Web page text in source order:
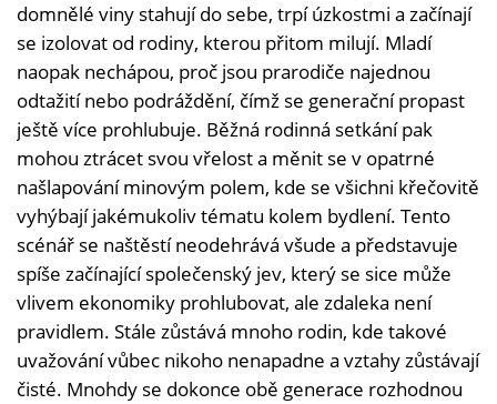
domnělé viny stahují do sebe, trpí úzkostmi a začínají
se izolovat od rodiny, kterou přitom milují. Mladí
naopak nechápou, proč jsou prarodiče najednou
odtažití nebo podráždění, čímž se generační propast
ještě více prohlubuje. Běžná rodinná setkání pak
mohou ztrácet svou vřelost a měnit se v opatrné
našlapování minovým polem, kde se všichni křečovitě
vyhýbají jakémukoliv tématu kolem bydlení. Tento
scénář se naštěstí neodehrává všude a představuje
spíše začínající společenský jev, který se sice může
vlivem ekonomiky prohlubovat, ale zdaleka není
pravidlem. Stále zůstává mnoho rodin, kde takové
uvažování vůbec nikoho nenapadne a vztahy zůstávají
čisté. Mnohdy se dokonce obě generace rozhodnou